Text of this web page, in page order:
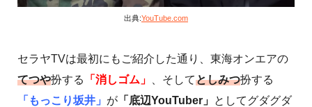
出典:YouTube.com
セラヤTVは最初にもご紹介した通り、東海オンエアの
てつや扮する 「消しゴム」 、そしてとしみつ扮する
「もっこり坂井」 が 「底辺YouTuber」 としてグダグダ